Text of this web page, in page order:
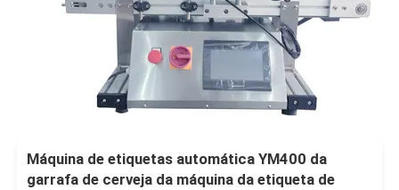
Máquina de etiquetas automática YM400 da
garrafa de cerveja da máquina da etiqueta de